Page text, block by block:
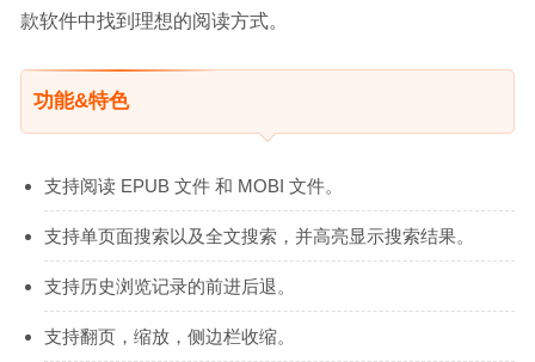
款软件中找到理想的阅读方式。
功能&特色
支持阅读 EPUB 文件 和 MOBI 文件。
支持单页面搜索以及全文搜索，并高亮显示搜索结果。
支持历史浏览记录的前进后退。
支持翻页，缩放，侧边栏收缩。